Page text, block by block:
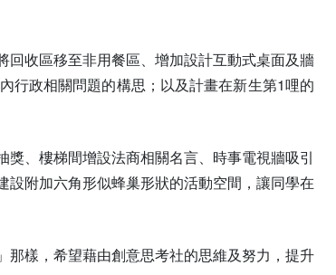
收區移至非用餐區、增加設計互動式桌面及牆
行政相關問題的構思；以及計畫在新生第1哩的
、樓梯間增設法商相關名言、時事電視牆吸引
附加六角形似蜂巢形狀的活動空間，讓同學在
樣，希望藉由創意思考社的思維及努力，提升